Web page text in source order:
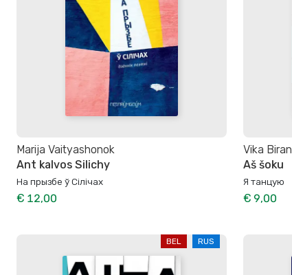
Marija Vaityashonok
Ant kalvos Silichy
На прызбе ў Сілічах
€ 12,00
Vika Biran
Aš šoku
Я танцую
€ 9,00
BEL RUS